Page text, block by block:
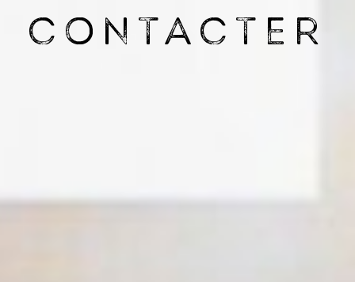
CONTACTER